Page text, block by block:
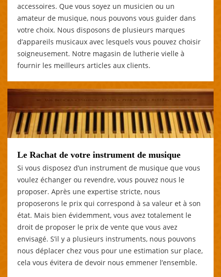
accessoires. Que vous soyez un musicien ou un
amateur de musique, nous pouvons vous guider dans
votre choix. Nous disposons de plusieurs marques
d’appareils musicaux avec lesquels vous pouvez choisir
soigneusement. Notre magasin de lutherie vielle à
fournir les meilleurs articles aux clients.
Le Rachat de votre instrument de musique
Si vous disposez d’un instrument de musique que vous
voulez échanger ou revendre, vous pouvez nous le
proposer. Après une expertise stricte, nous
proposerons le prix qui correspond à sa valeur et à son
état. Mais bien évidemment, vous avez totalement le
droit de proposer le prix de vente que vous avez
envisagé. S’il y a plusieurs instruments, nous pouvons
nous déplacer chez vous pour une estimation sur place,
cela vous évitera de devoir nous emmener l’ensemble.